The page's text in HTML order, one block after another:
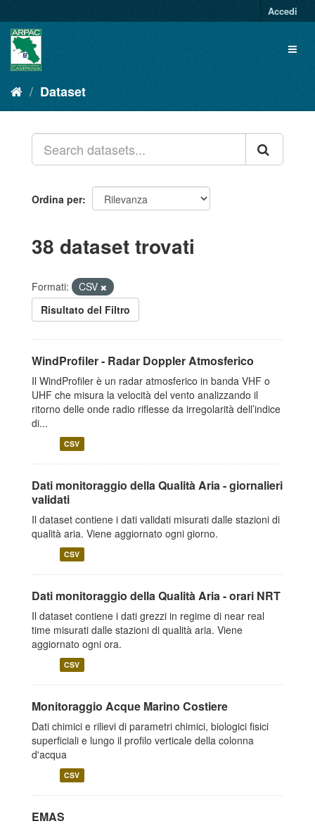
al
contenuto
Accedi
Dataset
Ordina per
38 dataset trovati
Formati:
CSV
Risultato del Filtro
WindProfiler - Radar Doppler Atmosferico
Il WindProfiler è un radar atmosferico in banda VHF o
UHF che misura la velocità del vento analizzando il
ritorno delle onde radio riflesse da irregolarità dell’indice
di...
CSV
Dati monitoraggio della Qualità Aria - giornalieri
validati
Il dataset contiene i dati validati misurati dalle stazioni di
qualità aria. Viene aggiornato ogni giorno.
CSV
Dati monitoraggio della Qualità Aria - orari NRT
Il dataset contiene i dati grezzi in regime di near real
time misurati dalle stazioni di qualità aria. Viene
aggiornato ogni ora.
CSV
Monitoraggio Acque Marino Costiere
Dati chimici e rilievi di parametri chimici, biologici fisici
superficiali e lungo il profilo verticale della colonna
d'acqua
CSV
EMAS